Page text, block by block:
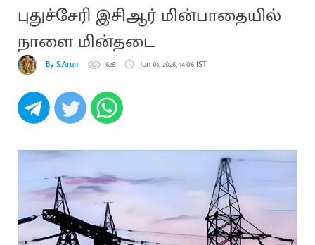
புதுச்சேரி இசிஆர் மின்பாதையில்
நாளை மின்தடை
By S.Arun 626 Jun 01, 2026, 14:06 IST